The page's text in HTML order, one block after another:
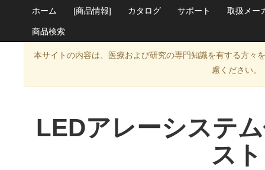
ホーム [商品情報] カタログ サポート 取扱メー
商品検索
本サイトの内容は、医療および研究の専門知識を有する方々
慮ください。
LEDアレーシステ
スト